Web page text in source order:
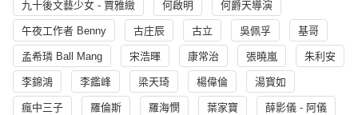
九十後文藝少女 - 賈雅緻 何啟明 何爵天導演
午夜工作者 Benny 古庄辰 古立 吳佩孚 基哥
孟希璘 Ball Mang 宋浩暉 康常治 張曉嵐 朱利安
李錦鴻 李鑑峰 梁天琦 楊偉倫 湯寳如
瘋中三子 羅倫斯 羅海憫 葉家寶 薛影儀 - 阿儀